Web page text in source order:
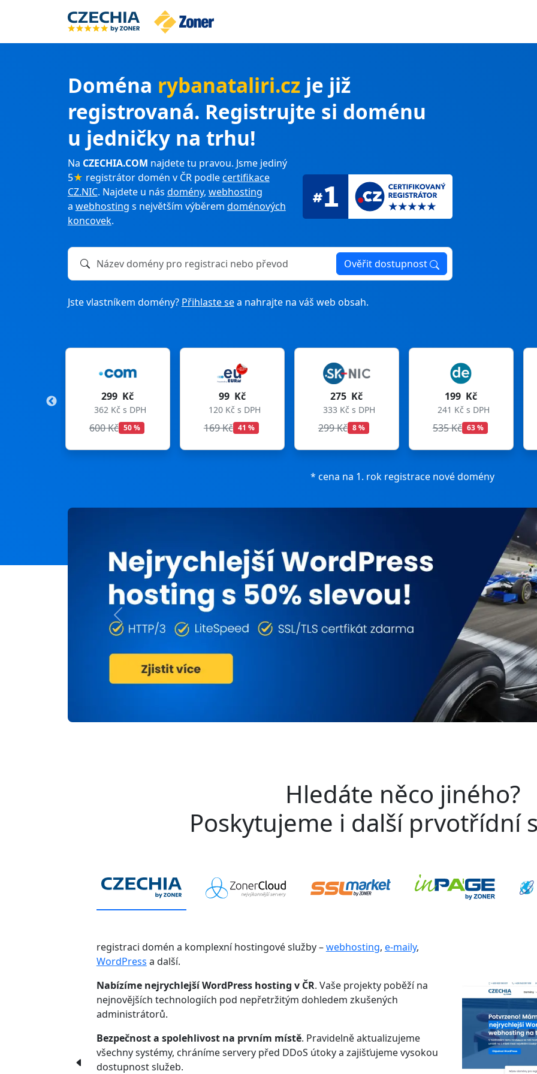
Doména rybanataliri.cz je již
registrovaná. Registrujte si doménu
u jedničky na trhu!
Na CZECHIA.COM najdete tu pravou. Jsme jediný
5★ registrátor domén v ČR podlecertifikace
CZ.NIC. Najdete u nás domény, webhosting
a webhosting s největším výběrem doménových
koncovek.
Název domény k registraci nebo převodu Ověřit dostupnost
Jste vlastníkem domény? Přihlaste sea nahrajte na váš web obsah.
362 Kč s DPH
99 Kč
120 Kč s DPH
169 Kč
275 Kč
333 Kč s DPH
299 Kč
199 Kč
241 Kč s DPH
535 Kč
199 Kč
241 Kč s DPH
699 Kč
* cena na 1. rok registrace nové domény
Previous
Hledáte něco jiného?
Poskytujeme i další prvotřídní
registraci domén a komplexní hostingové služby –webhosting, e-maily,
WordPress a další.
Nabízíme nejrychlejší WordPress hosting v ČR. Vaše projekty poběží na
nejnovějších technologiích pod nepřetržitým dohledem zkušených
administrátorů.
Bezpečnost a spolehlivost na prvním místě. Pravidelně aktualizujeme
všechny systémy, chráníme servery před DDoS útoky a zajišťujeme vysokou
dostupnost služeb.